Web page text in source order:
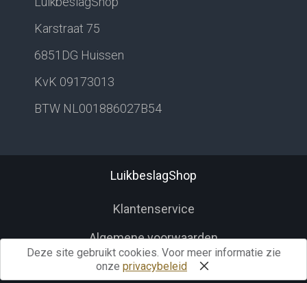
Karstraat 75
6851DG Huissen
KvK 09173013
BTW NL001886027B54
LuikbeslagShop
Klantenservice
Algemene voorwaarden
Herroepingsrecht
Deze site gebruikt cookies. Voor meer informatie zie
onze privacybeleid